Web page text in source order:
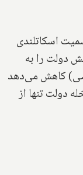
اسکاتلندی
دولت را به
کاهش می‌دهد
دولت تنها از